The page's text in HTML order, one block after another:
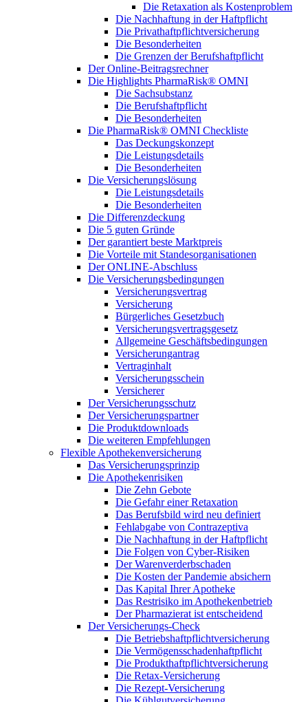
Die Retaxation als Kostenproblem
Die Nachhaftung in der Haftpflicht
Die Privathaftpflichtversicherung
Die Besonderheiten
Die Grenzen der Berufshaftpflicht
Der Online-Beitragsrechner
Die Highlights PharmaRisk® OMNI
Die Sachsubstanz
Die Berufshaftpflicht
Die Besonderheiten
Die PharmaRisk® OMNI Checkliste
Das Deckungskonzept
Die Leistungsdetails
Die Besonderheiten
Die Versicherungslösung
Die Leistungsdetails
Die Besonderheiten
Die Differenzdeckung
Die 5 guten Gründe
Der garantiert beste Marktpreis
Die Vorteile mit Standesorganisationen
Der ONLINE-Abschluss
Die Versicherungsbedingungen
Versicherungsvertrag
Versicherung
Bürgerliches Gesetzbuch
Versicherungsvertragsgesetz
Allgemeine Geschäftsbedingungen
Versicherungantrag
Vertraginhalt
Versicherungsschein
Versicherer
Der Versicherungsschutz
Der Versicherungspartner
Die Produktdownloads
Die weiteren Empfehlungen
Flexible Apothekenversicherung
Das Versicherungsprinzip
Die Apothekenrisiken
Die Zehn Gebote
Die Gefahr einer Retaxation
Das Berufsbild wird neu definiert
Fehlabgabe von Contrazeptiva
Die Nachhaftung in der Haftpflicht
Die Folgen von Cyber-Risiken
Der Warenverderbschaden
Die Kosten der Pandemie absichern
Das Kapital Ihrer Apotheke
Das Restrisiko im Apothekenbetrieb
Der Pharmazierat ist entscheidend
Der Versicherungs-Check
Die Betriebshaftpflichtversicherung
Die Vermögensschadenhaftpflicht
Die Produkthaftpflichtversicherung
Die Retax-Versicherung
Die Rezept-Versicherung